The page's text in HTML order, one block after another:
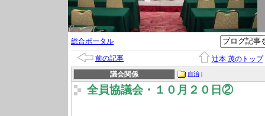
総合ポータル
前の記事
辻本 茂のトップ
議会関係
自治 |
全員協議会・１０月２０日②